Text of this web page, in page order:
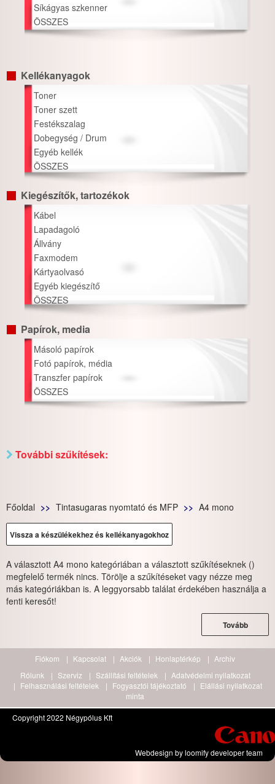
Síkágyas szkenner
ÖSSZES
Kellékanyagok
Toner
Toner szett
Festékszalag
Dobegység / Drum
Egyéb kellék
ÖSSZES
Kiegészítők, tartozékok
Kábel
Lapadagoló
Állvány
Faxmodem
Kártyaolvasó
Egyéb kiegészítő
ÖSSZES
Papírok, media
Másoló papírok
Fotó papírok, média
Transzfer papírok
ÖSSZES
További szűkítések:
Főoldal Tintasugaras nyomtató és MFP A4 mono
Vissza a készülékekhez és kellékanyagokhoz
A választott A4 mono kategóriában a választott szűkítéseknek ()
megfelelő termék nincs. Törölje a szűkítéseket vagy nézze meg
más kategóriákban is. A leggyorsabb találat érdekében használja a
fenti keresőt!
Tovább
Fiókom Kapcsolat Akciók Honlaptérkép
Archiv
Rólunk
Szerviz Szállítási feltételek
Adatvédelmi nyilatkozat
Felhasználási feltételek
Fogyasztói tájékoztató
Elállási nyilatkozat
minta
Copyright 2022 Négypólus Kft
Webdesign by loomify developer team